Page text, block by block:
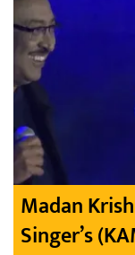
Madan
Singer’s